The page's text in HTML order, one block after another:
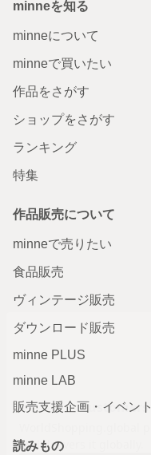
minneを知る
minneについて
minneで買いたい
作品をさがす
ショップをさがす
ランキング
特集
作品販売について
minneで売りたい
食品販売
ヴィンテージ販売
ダウンロード販売
minne PLUS
minne LAB
販売支援企画・イベント
読みもの